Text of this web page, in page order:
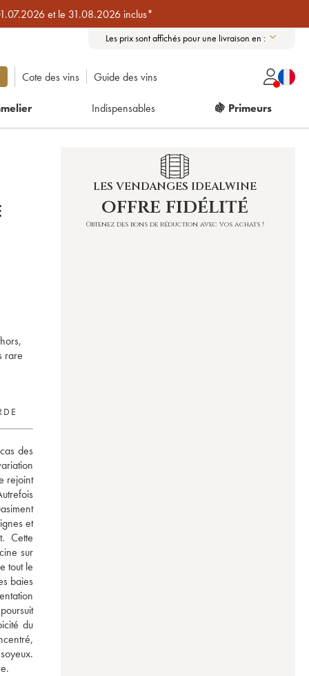
et le 31.08.2026 inclus*
Les prix sont affichés pour une livraison en :
Cote des vins Guide des vins
Indispensables 🍇 Primeurs
rare
des
rejoint
et
Cette
sur
tout le
baies
du
LES VENDANGES IDEALWINE
offre fidélité
Obtenez des bons de réduction avec vos achats !